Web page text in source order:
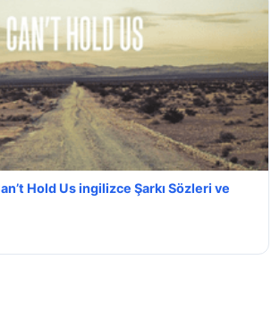
Hold Us ingilizce Şarkı Sözleri ve